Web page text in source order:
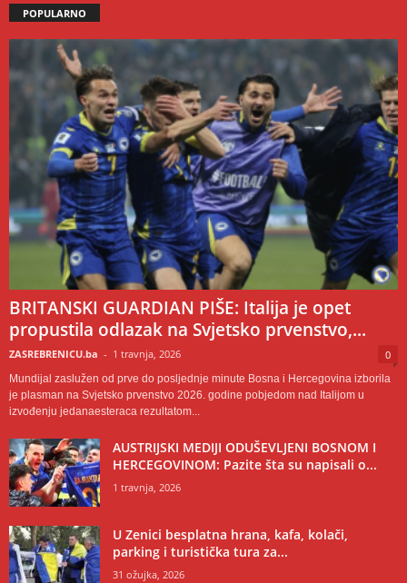
POPULARNO
BRITANSKI GUARDIAN PIŠE: Italija je opet
propustila odlazak na Svjetsko prvenstvo,...
ZASREBRENICU.ba - 1 travnja, 2026 0
Mundijal zaslužen od prve do posljednje minute Bosna i Hercegovina izborila
je plasman na Svjetsko prvenstvo 2026. godine pobjedom nad Italijom u
izvođenju jedanaesteraca rezultatom...
AUSTRIJSKI MEDIJI ODUŠEVLJENI BOSNOM I
HERCEGOVINOM: Pazite šta su napisali o...
1 travnja, 2026
U Zenici besplatna hrana, kafa, kolači,
parking i turistička tura za...
31 ožujka, 2026